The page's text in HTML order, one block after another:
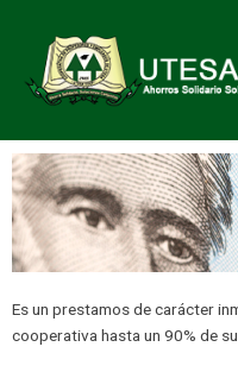
contenido
Es un prestamos de carácter
cooperativa hasta un 90% de